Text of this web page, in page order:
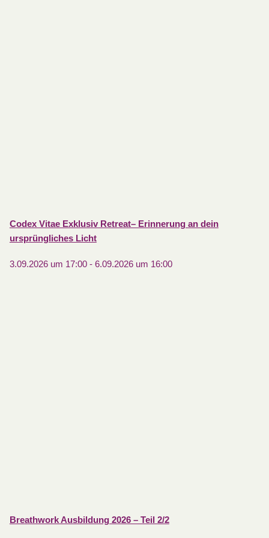
Codex Vitae Exklusiv Retreat– Erinnerung an dein
ursprüngliches Licht
3.09.2026 um 17:00- 6.09.2026 um 16:00
Breathwork Ausbildung 2026 – Teil 2/2